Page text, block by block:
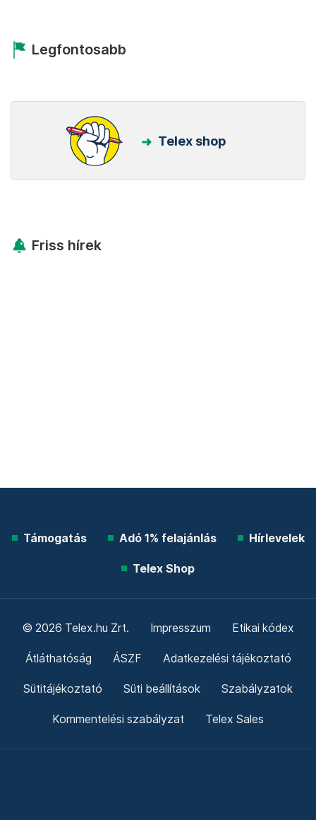
Legfontosabb
Telex shop
Friss hírek
Támogatás Adó 1% felajánlás Hírlevelek
Telex Shop
© 2026 Telex.hu Zrt. Impresszum Etikai kódex
Átláthatóság ÁSZF Adatkezelési tájékoztató
Sütitájékoztató Süti beállítások Szabályzatok
Kommentelési szabályzat Telex Sales